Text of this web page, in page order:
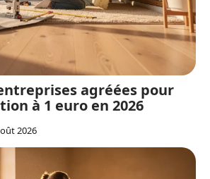
agréées pour
à 1 euro en 2026
2026